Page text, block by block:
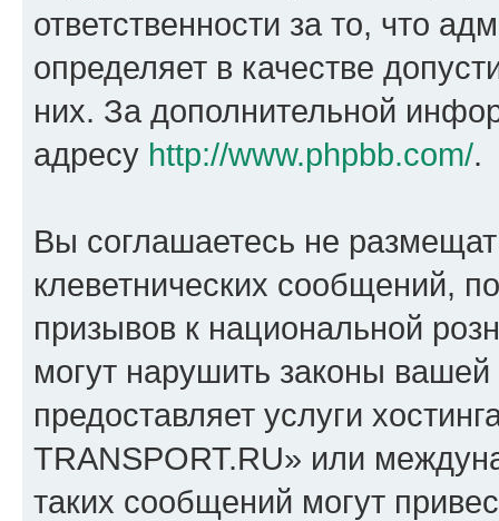
ответственности за то, что
определяет в качестве
них. За дополнительной
адресу http://www.phpbb.com/.
Вы соглашаетесь не
клеветнических сообщений,
призывов к национальной
могут нарушить законы
предоставляет услуги
TRANSPORT.RU» или
таких сообщений могут